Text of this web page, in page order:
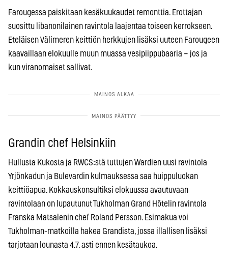
Farougessa paiskitaan kesäkuukaudet remonttia. Erottajan
suosittu libanonilainen ravintola laajentaa toiseen kerrokseen.
Eteläisen Välimeren keittiön herkkujen lisäksi uuteen Farougeen
kaavaillaan elokuulle muun muassa vesipiippubaaria – jos ja
kun viranomaiset sallivat.
Grandin chef Helsinkiin
Hullusta Kukosta ja RWCS:stä tuttujen Wardien uusi ravintola
Yrjönkadun ja Bulevardin kulmauksessa saa huippuluokan
keittiöapua. Kokkauskonsultiksi elokuussa avautuvaan
ravintolaan on lupautunut Tukholman Grand Hôtelin ravintola
Franska Matsalenin chef Roland Persson. Esimakua voi
Tukholman-matkoilla hakea Grandista, jossa illallisen lisäksi
tarjotaan lounasta 4.7. asti ennen kesätaukoa.